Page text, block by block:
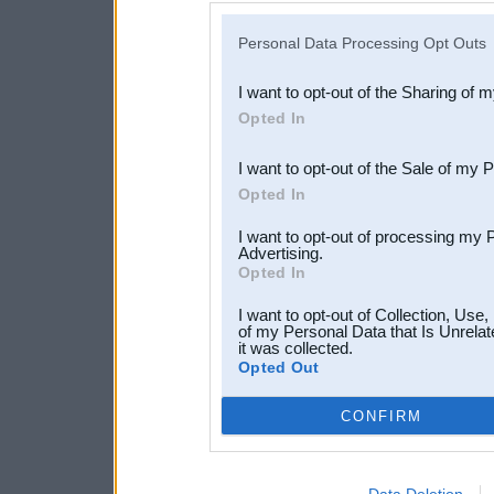
Downstream Participants
third parties.
Personal Data Processing Opt Outs
I want to opt-out of the Sharing of
Opted In
I want to opt-out of the Sale of my
Opted In
I want to opt-out of processing my
Advertising.
Opted In
I want to opt-out of Collection,
of my Personal Data that Is
it was collected.
Opted Out
CONFIRM